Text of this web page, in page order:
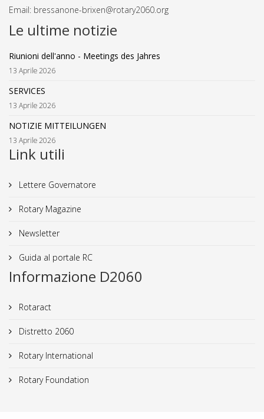
Email: bressanone-brixen@rotary2060.org
Le ultime notizie
Riunioni dell'anno - Meetings des Jahres
13 Aprile 2026
SERVICES
13 Aprile 2026
NOTIZIE MITTEILUNGEN
13 Aprile 2026
Link utili
Lettere Governatore
Rotary Magazine
Newsletter
Guida al portale RC
Informazione D2060
Rotaract
Distretto 2060
Rotary International
Rotary Foundation